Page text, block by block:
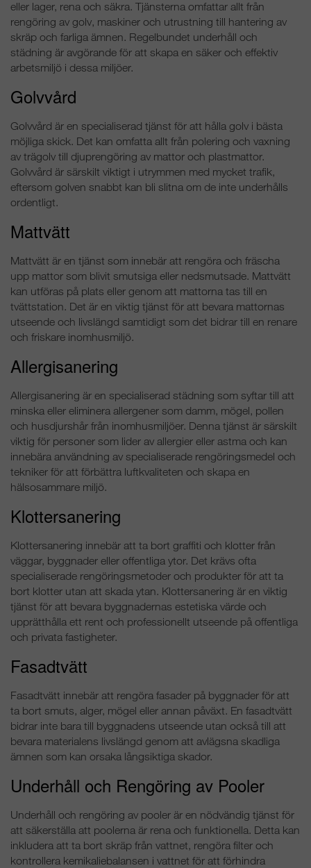
eller lager, rena och säkra. Tjänsterna omfattar allt från
rengöring av golv, maskiner och utrustning till hantering av
skräp och farliga ämnen. Regelbundet underhåll och
städning är avgörande för att skapa en säker och effektiv
arbetsmiljö i dessa miljöer.
Golvvård
Golvvård är en specialiserad tjänst för att hålla golv i bästa
möjliga skick. Det kan omfatta allt från polering och vaxning
av trägolv till djuprengöring av mattor och plastmattor.
Golvvård är särskilt viktigt i utrymmen med mycket trafik,
eftersom golven snabbt kan bli slitna om de inte underhålls
ordentligt.
Mattvätt
Mattvätt är en tjänst som innebär att rengöra och fräscha
upp mattor som blivit smutsiga eller nedsmutsade. Mattvätt
kan utföras på plats eller genom att mattorna tas till en
tvättstation. Det är en viktig tjänst för att bevara mattornas
utseende och livslängd samtidigt som det bidrar till en renare
och friskare inomhusmiljö.
Allergisanering
Allergisanering är en specialiserad städning som syftar till att
minska eller eliminera allergener som damm, mögel, pollen
och husdjurshår från inomhusmiljöer. Denna tjänst är särskilt
viktig för personer som lider av allergier eller astma och kan
innebära användning av specialiserade rengöringsmedel och
tekniker för att förbättra luftkvaliteten och skapa en
hälsosammare miljö.
Klottersanering
Klottersanering innebär att ta bort graffiti och klotter från
väggar, byggnader eller offentliga ytor. Det krävs ofta
specialiserade rengöringsmetoder och produkter för att ta
bort klotter utan att skada ytan. Klottersanering är en viktig
tjänst för att bevara byggnadernas estetiska värde och
upprätthålla ett rent och professionellt utseende på offentliga
och privata fastigheter.
Fasadtvätt
Fasadtvätt innebär att rengöra fasader på byggnader för att
ta bort smuts, alger, mögel eller annan påväxt. En fasadtvätt
bidrar inte bara till byggnadens utseende utan också till att
bevara materialens livslängd genom att avlägsna skadliga
ämnen som kan orsaka långsiktiga skador.
Underhåll och Rengöring av Pooler
Underhåll och rengöring av pooler är en nödvändig tjänst för
att säkerställa att poolerna är rena och funktionella. Detta kan
inkludera att ta bort skräp från vattnet, rengöra filter och
kontrollera kemikaliebalansen i vattnet för att förhindra